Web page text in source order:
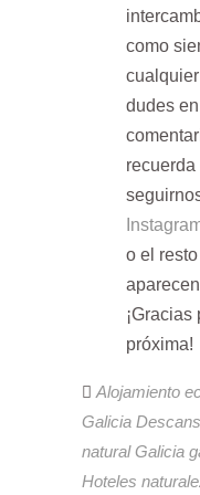
como
dudes
o el
próxima!
Alojamiento
Galicia
natural Galicia
Hoteles